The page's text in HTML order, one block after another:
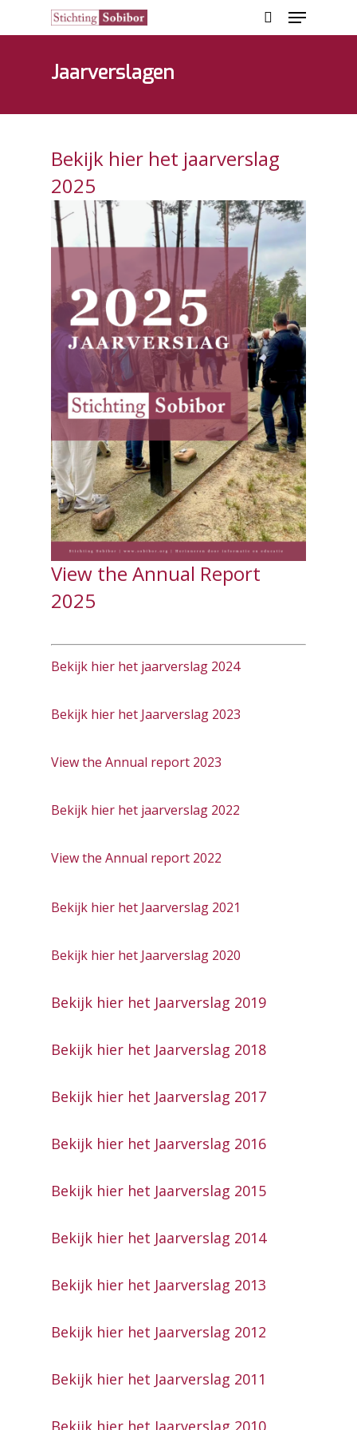
Jaarverslagen
Bekijk hier het jaarverslag
2025
View the Annual Report
2025
Bekijk hier het jaarverslag 2024
Bekijk hier het Jaarverslag 2023
View the Annual report 2023
Bekijk hier het jaarverslag 2022
View the Annual report 2022
Bekijk hier het Jaarverslag 2021
Bekijk hier het Jaarverslag 2020
Bekijk hier het Jaarverslag 2019
Bekijk hier het Jaarverslag 2018
Bekijk hier het Jaarverslag 2017
Bekijk hier het Jaarverslag 2016
Bekijk hier het Jaarverslag 2015
Bekijk hier het Jaarverslag 2014
Bekijk hier het Jaarverslag 2013
Bekijk hier het Jaarverslag 2012
Bekijk hier het Jaarverslag 2011